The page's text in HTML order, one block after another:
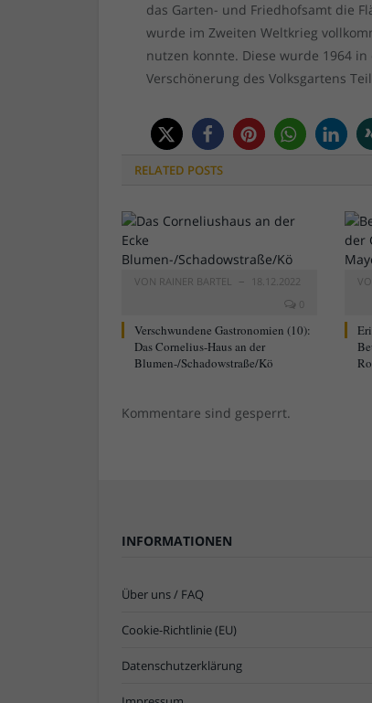
das Garten- und Friedhofsamt die
wurde im Zweiten Weltkrieg
nutzen konnte. Diese wurde 1964
Verschönerung des Volksgartens
RELATED POSTS
VON RAINER BARTEL
18.12.2022
0
Verschwundene Gastronomien (10):
Das Cornelius-Haus an der
Blumen-/Schadowstraße/Kö
Kommentare sind gesperrt.
INFORMATIONEN
Über uns / FAQ
Cookie-Richtlinie (EU)
Datenschutzerklärung